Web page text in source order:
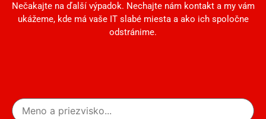
Nečakajte na ďalší výpadok. Nechajte nám kontakt a my vám
ukážeme, kde má vaše IT slabé miesta a ako ich spoločne
odstránime.